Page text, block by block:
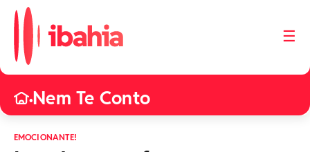
☰
•Nem Te Conto
EMOCIONANTE!